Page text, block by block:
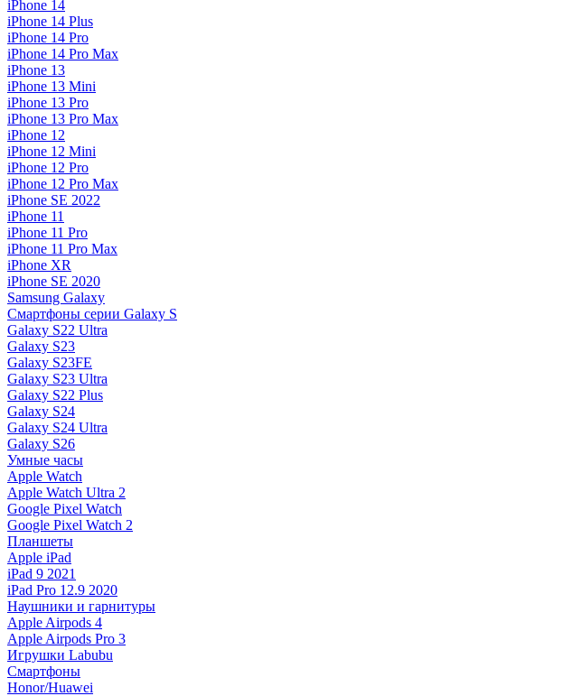
iPhone 14
iPhone 14 Plus
iPhone 14 Pro
iPhone 14 Pro Max
iPhone 13
iPhone 13 Mini
iPhone 13 Pro
iPhone 13 Pro Max
iPhone 12
iPhone 12 Mini
iPhone 12 Pro
iPhone 12 Pro Max
iPhone SE 2022
iPhone 11
iPhone 11 Pro
iPhone 11 Pro Max
iPhone XR
iPhone SE 2020
Samsung Galaxy
Смартфоны серии Galaxy S
Galaxy S22 Ultra
Galaxy S23
Galaxy S23FE
Galaxy S23 Ultra
Galaxy S22 Plus
Galaxy S24
Galaxy S24 Ultra
Galaxy S26
Умные часы
Apple Watch
Apple Watch Ultra 2
Google Pixel Watch
Google Pixel Watch 2
Планшеты
Apple iPad
iPad 9 2021
iPad Pro 12.9 2020
Наушники и гарнитуры
Apple Airpods 4
Apple Airpods Pro 3
Игрушки Labubu
Смартфоны
Honor/Huawei